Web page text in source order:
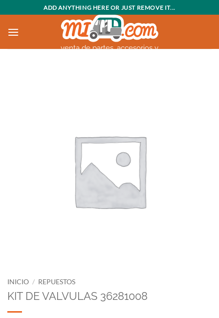
al
contenido
ADD ANYTHING HERE OR JUST REMOVE IT...
venta de partes, accesorios y
INICIO / REPUESTOS
KIT DE VALVULAS 36281008